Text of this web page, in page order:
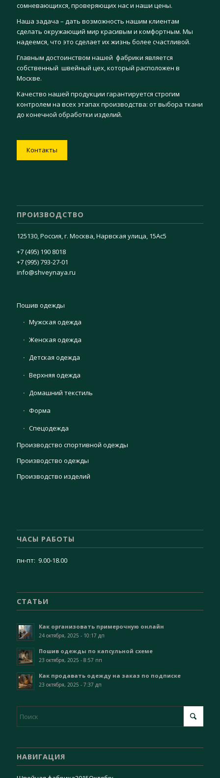
сомневающихся, проверяющих нас и наши цены.
Наша задача – дать возможность нашим клиентам
сделать окружающий мир красивым и комфортным. Мы
надеемся, что это сделает их жизнь более счастливой.
Главным достоинством нашей фабрики является
собственный швейный цех, который расположен в
Москве.
Качество нашей продукции гарантируется строгим
контролем на всех этапах производства: от выбора ткани
до конечной обработки изделий.
Контакты
ПРОИЗВОДСТВО
125130, Россия, г. Москва, Нарвская улица, 15Ас5
+7 (495) 190 8018
+7 (995) 793-27-01
info@shveynaya.ru
Пошив одежды
Мужская одежда
Женская одежда
Детская одежда
Верхняя одежда
Домашний текстиль
Форма
Спецодежда
Производство спортивной одежды
Производство одежды
Производство изделий
ЧАСЫ РАБОТЫ
пн-пт: 9.00-18.00
СТАТЬИ
Как организовать примерочную онлайн
24 октября, 2025 - 10:17 дп
Пошив одежды по капсульной схеме
23 октября, 2025 - 8:57 пп
Как продавать одежду на заказ по подписке
23 октября, 2025 - 7:37 дп
НАВИГАЦИЯ